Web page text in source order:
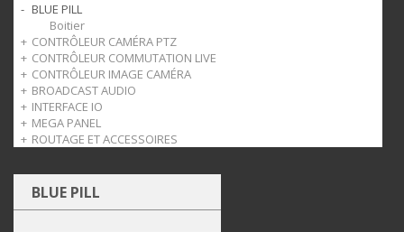
BLUE PILL
Boitier
CONTRÔLEUR CAMÉRA PTZ
Fly
Pro
Extreme
Complements
CONTRÔLEUR COMMUTATION LIVE
Mélangeur
CONTRÔLEUR IMAGE CAMÉRA
Pupitre Image
BROADCAST AUDIO
Pupitre Audio
INTERFACE IO
Interface
MEGA PANEL
MK
ROUTAGE ET ACCESSOIRES
BLUE PILL